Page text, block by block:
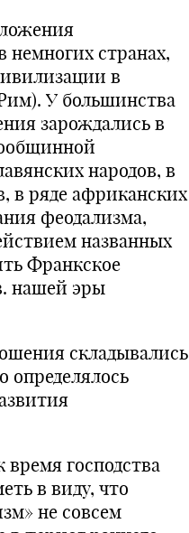
немногих странах,
в
У большинства
зарождались в
народов, в
в ряде африканских
феодализма,
названных
Франкское
нашей эры
складывались
определялось
время господства
в виду, что
не совсем